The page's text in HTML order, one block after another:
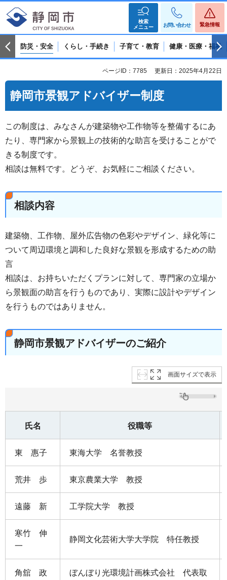
検索
メニュー
お問い合わせ 緊急情報
防災・安全 くらし・手続き 子育て・教育 健康・医療・福祉
ページID：7785 更新日：2025年4月22日
静岡市景観アドバイザー制度
この制度は、みなさんが建築物や工作物等を整備するにあ
たり、専門家から景観上の技術的な助言を受けることがで
きる制度です。
相談は無料です。どうぞ、お気軽にご相談ください。
相談内容
建築物、工作物、屋外広告物の色彩やデザイン、緑化等に
ついて周辺環境と調和した良好な景観を形成するための助
言
相談は、お持ちいただくプランに対して、専門家の立場か
ら景観面の助言を行うものであり、実際に設計やデザイン
を行うものではありません。
静岡市景観アドバイザーのご紹介
画面サイズで表示
氏名 役職等
東 惠子 東海大学 名誉教授
荒井 歩 東京農業大学 教授
遠藤 新 工学院大学 教授
寒竹 伸
一
静岡文化芸術大学大学院 特任教授
角舘 政
ぼんぼり光環境計画株式会社 代表取